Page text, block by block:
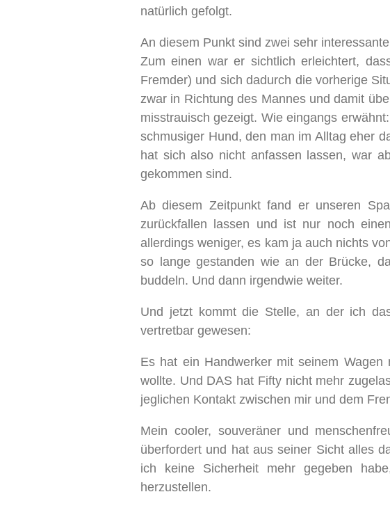
natürlich gefolgt.
An diesem Punkt sind zwei sehr
Zum einen war er sichtlich erleichtert,
Fremder) und sich dadurch die vorherige
zwar in Richtung des Mannes und damit
misstrauisch gezeigt. Wie eingangs
schmusiger Hund, den man im Alltag eher
hat sich also nicht anfassen lassen, war
gekommen sind.
Ab diesem Zeitpunkt fand er unseren
zurückfallen lassen und ist nur noch
allerdings weniger, es kam ja auch nichts
so lange gestanden wie an der Brücke,
buddeln. Und dann irgendwie weiter.
Und jetzt kommt die Stelle, an der ich
vertretbar gewesen:
Es hat ein Handwerker mit seinem
wollte. Und DAS hat Fifty nicht mehr
jeglichen Kontakt zwischen mir und dem
Mein cooler, souveräner und
überfordert und hat aus seiner Sicht alles
ich keine Sicherheit mehr gegeben
herzustellen.